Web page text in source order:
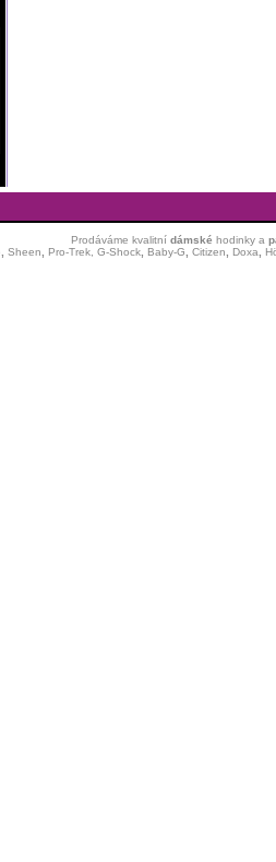
Prodáváme kvalitní dámské hodinkya
Sheen Pro-Trek, G-Shock, Baby-G Citizen Doxa